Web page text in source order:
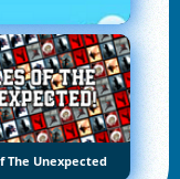
The Unexpected